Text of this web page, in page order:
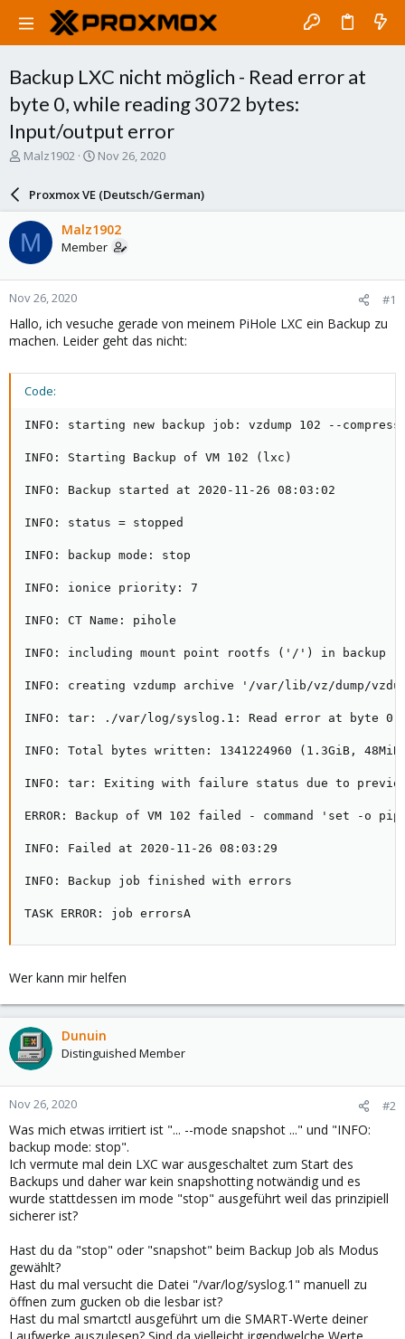
Backup LXC nicht möglich - Read error at
byte 0, while reading 3072 bytes:
Input/output error
T
a
d
s
t
a
r
t
e
r
Malz1902
S
a
r
d
a
e
Nov 26, 2020
Proxmox VE (Deutsch/German)
M Malz1902
Member
Nov 26, 2020 #1
Hallo, ich vesuche gerade von meinem PiHole LXC ein Backup zu
machen. Leider geht das nicht:
Code:
INFO: starting new backup job: vzdump 102 --
INFO: Starting Backup of VM 102 (lxc)
INFO: Backup started at 2020-11-26 08:03:02
INFO: status = stopped
INFO: backup mode: stop
INFO: ionice priority: 7
INFO: CT Name: pihole
INFO: including mount point rootfs ('/') in backup
INFO: creating vzdump archive '/var/lib/vz/dump/
INFO: tar: ./var/log/syslog.1: Read error at byte
INFO: Total bytes written: 1341224960 (1.3GiB,
INFO: tar: Exiting with failure status due to
ERROR: Backup of VM 102 failed - command 'set
INFO: Failed at 2020-11-26 08:03:29
INFO: Backup job finished with errors
TASK ERROR: job errorsA
Wer kann mir helfen
Dunuin
Distinguished Member
Nov 26, 2020 #2
Was mich etwas irritiert ist "... --mode snapshot ..." und "INFO:
backup mode: stop".
Ich vermute mal dein LXC war ausgeschaltet zum Start des
Backups und daher war kein snapshotting notwändig und es
wurde stattdessen im mode "stop" ausgeführt weil das prinzipiell
sicherer ist?
Hast du da "stop" oder "snapshot" beim Backup Job als Modus
gewählt?
Hast du mal versucht die Datei "/var/log/syslog.1" manuell zu
öffnen zum gucken ob die lesbar ist?
Hast du mal smartctl ausgeführt um die SMART-Werte deiner